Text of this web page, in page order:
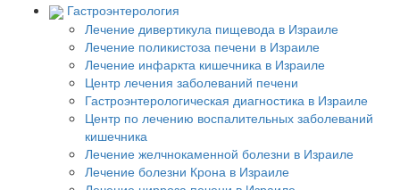
Гастроэнтерология
Лечение дивертикула пищевода в Израиле
Лечение поликистоза печени в Израиле
Лечение инфаркта кишечника в Израиле
Центр лечения заболеваний печени
Гастроэнтерологическая диагностика в Израиле
Центр по лечению воспалительных заболеваний
кишечника
Лечение желчнокаменной болезни в Израиле
Лечение болезни Крона в Израиле